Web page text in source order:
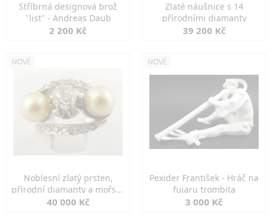
Stříbrná designová brož
"list" - Andreas Daub
2 200 Kč
Zlaté náušnice s 14
přírodními diamanty
39 200 Kč
NOVÉ
Noblesní zlatý prsten,
přírodní diamanty a mořské
perly
40 000 Kč
NOVÉ
Pexider František - Hráč na
fujaru trombita
3 000 Kč